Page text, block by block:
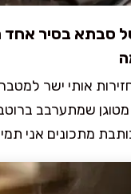
סבתא בסיר
אותי ישר
שמתערבב
מתכונים אני